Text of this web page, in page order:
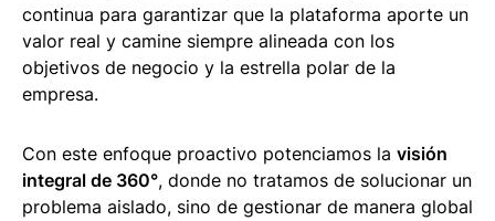
continua para garantizar que la plataforma aporte un
valor real y camine siempre alineada con los
objetivos de negocio y la estrella polar de la
empresa.
Con este enfoque proactivo potenciamos la visión
integral de 360°, donde no tratamos de solucionar un
problema aislado, sino de gestionar de manera global